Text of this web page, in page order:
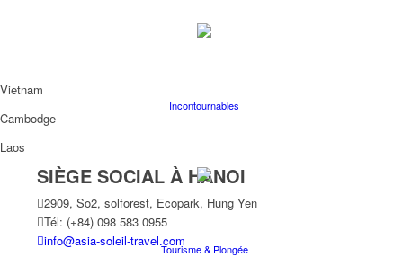
Incontournables
Tourisme & Plongée
Vietnam
Cambodge
Laos
SIÈGE SOCIAL À HANOI
2909, So2, solforest, Ecopark, Hung Yen
Tél: (+84) 098 583 0955
info@asia-soleil-travel.com